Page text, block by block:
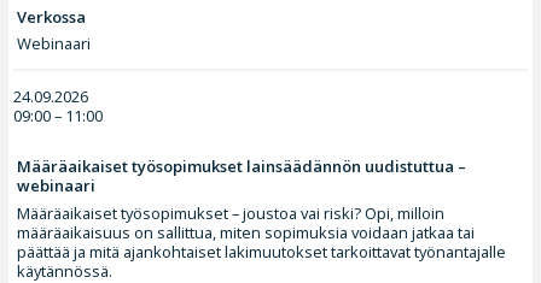
Verkossa
Webinaari
24.09.2026
09:00 – 11:00
Määräaikaiset työsopimukset lainsäädännön uudistuttua –
webinaari
Määräaikaiset työsopimukset – joustoa vai riski? Opi, milloin
määräaikaisuus on sallittua, miten sopimuksia voidaan jatkaa tai
päättää ja mitä ajankohtaiset lakimuutokset tarkoittavat työnantajalle
käytännössä.